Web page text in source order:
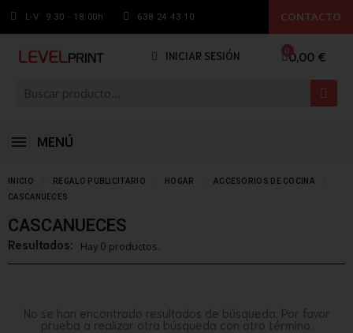
L-V: 9.30 - 18:00h 638 24 43 10 CONTACTO
INICIAR SESIÓN 0,00 €
MENÚ
INICIO REGALO PUBLICITARIO HOGAR
ACCESORIOS DE COCINA
CASCANUECES
CASCANUECES
Resultados: Hay 0 productos.
No se han encontrado resultados de búsqueda. Por favor
prueba a realizar otra búsqueda con otro término.